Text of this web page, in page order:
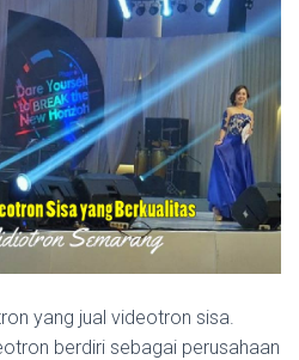
yang jual videotron sisa.
berdiri sebagai perusahaan